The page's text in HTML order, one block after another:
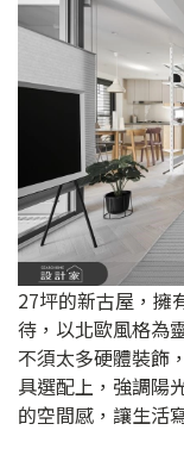
27坪的新古屋，擁
待，以北歐風格為
不須太多硬體裝飾
具選配上，強調陽
的空間感，讓生活